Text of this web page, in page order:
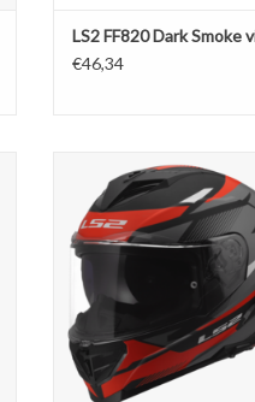
LS2 FF820 Dark Smoke
€46,34
LS2 FF818 Storm III Komai
Rood
TOEVOEGEN AAN